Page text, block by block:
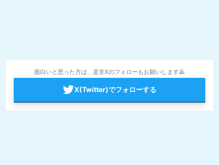
面白いと思った方は、是非Xのフォローもお願いします🙇
X(Twitter)でフォローする